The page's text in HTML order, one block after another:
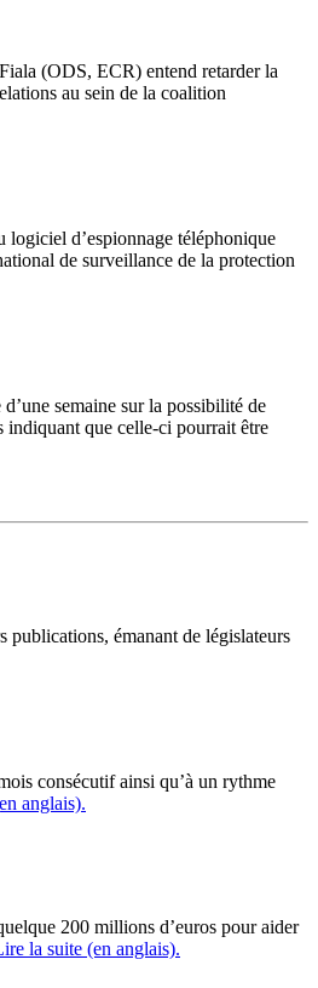
(ODS, ECR) entend retarder la
au sein de la coalition
logiciel d’espionnage téléphonique
de surveillance de la protection
semaine sur la possibilité de
indiquant que celle-ci pourrait être
publications, émanant de législateurs
consécutif ainsi qu’à un rythme
anglais).
200 millions d’euros pour aider
la suite (en anglais).